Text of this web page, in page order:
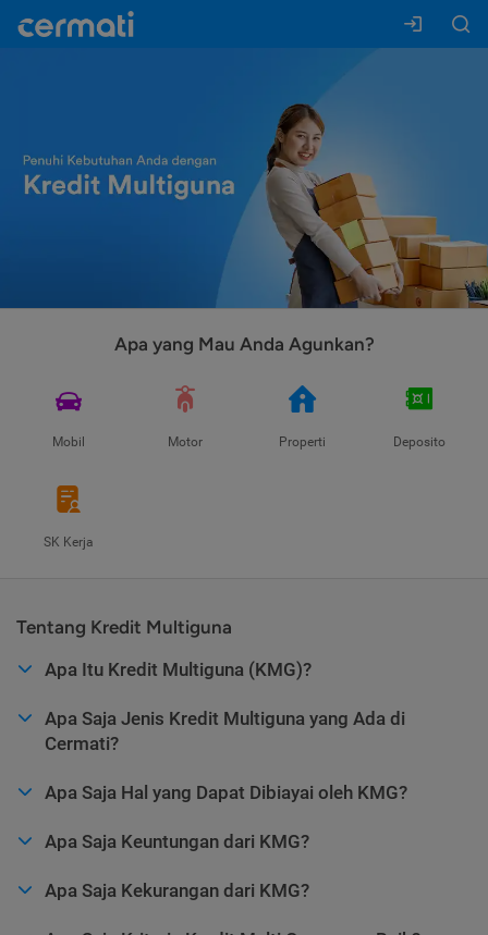
Apa yang Mau Anda Agunkan?
Mobil Motor Properti Deposito
SK Kerja
Tentang Kredit Multiguna
Apa Itu Kredit Multiguna (KMG)?
Apa Saja Jenis Kredit Multiguna yang Ada di
Cermati?
Apa Saja Hal yang Dapat Dibiayai oleh KMG?
Apa Saja Keuntungan dari KMG?
Apa Saja Kekurangan dari KMG?